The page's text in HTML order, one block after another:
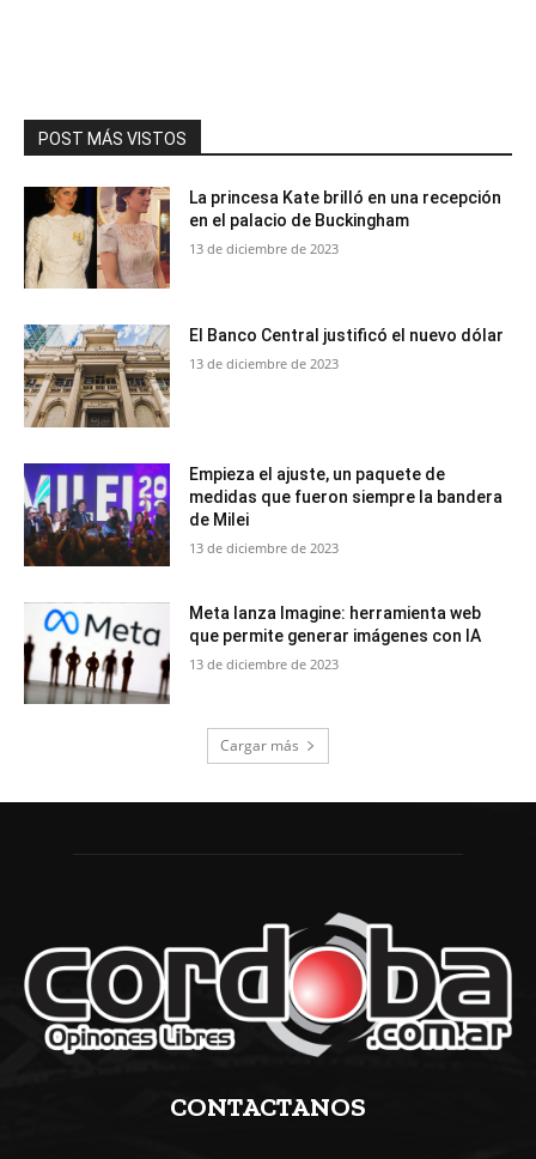
POST MÁS VISTOS
La princesa Kate brilló en una recepción
en el palacio de Buckingham
13 de diciembre de 2023
El Banco Central justificó el nuevo dólar
13 de diciembre de 2023
Empieza el ajuste, un paquete de
medidas que fueron siempre la bandera
de Milei
13 de diciembre de 2023
Meta lanza Imagine: herramienta web
que permite generar imágenes con IA
13 de diciembre de 2023
Cargar más
CONTACTANOS